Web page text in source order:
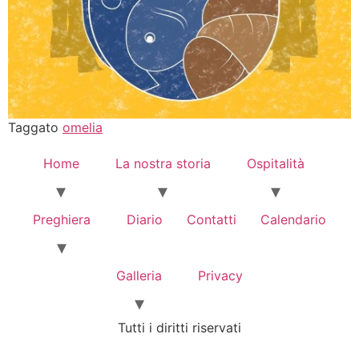
Taggato omelia
Home La nostra storia Ospitalità
Preghiera Diario Contatti Calendario
Galleria Privacy
Tutti i diritti riservati